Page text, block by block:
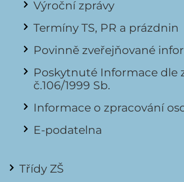
Výroční zprávy
Termíny TS, PR a prázdnin
Povinně zveřejňované
Poskytnuté Informace dle
č.106/1999 Sb.
Informace o zpracování
E-podatelna
Třídy ZŠ